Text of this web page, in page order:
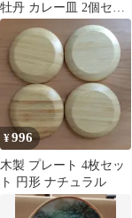
牡丹 カレー皿 2個セッ
ト
¥996
木製 プレート 4枚セッ
ト 円形 ナチュラル